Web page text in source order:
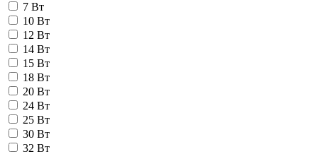
7 Вт
10 Вт
12 Вт
14 Вт
15 Вт
18 Вт
20 Вт
24 Вт
25 Вт
30 Вт
32 Вт